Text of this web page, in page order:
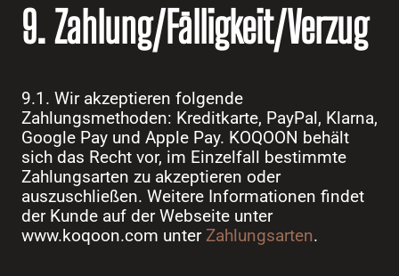
9. Zahlung/Fälligkeit/Verzug
9.1. Wir akzeptieren folgende
Zahlungsmethoden: Kreditkarte, PayPal, Klarna,
Google Pay und Apple Pay. KOQOON behält
sich das Recht vor, im Einzelfall bestimmte
Zahlungsarten zu akzeptieren oder
auszuschließen. Weitere Informationen findet
der Kunde auf der Webseite unter
www.koqoon.com unter Zahlungsarten.